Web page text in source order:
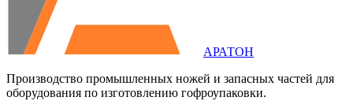
АРАТОН
Производство промышленных ножей и запасных частей для
оборудования по изготовлению гофроупаковки.